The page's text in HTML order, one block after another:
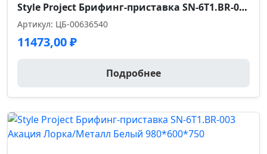
Style Project Брифинг-приставка SN-6T1.BR-003 Белый/Металл Черный 980*600*750
Артикул: ЦБ-00636540
11473,00₽
Подробнее